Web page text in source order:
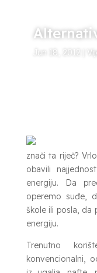
Jun 18, 2012
znači ta riječ?
obavili
energiju. Da
operemo suđe,
škole ili posla, da
energiju.
Trenutno
konvencionalni,